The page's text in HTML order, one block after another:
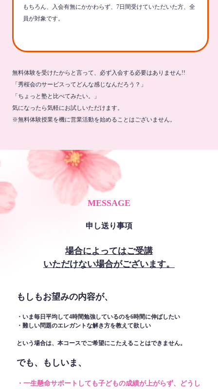
もちろん、入会有無にかかわらず、7日間受けていただいた方、全
員が対象です。
無料体験を受けたからと言って、必ず入会する必要はありません!!
「秀桜会のサービスってどんな感じなんだろう？」
「ちょっと塾と比べてみたい。」
気になったら気軽にお試しいただけます。
※無料体験授業を機に営業活動を始めることはございません。
MESSAGE
申し送り事項
場合によってはご受講
いただけない場合がございます。
もしもお望みの内容が、
・いま毎日平均して4時間勉強しているのを6時間に伸ばしたい
・難しい問題のエレガントな解き方を教えて欲しい
という場合は、本コースでご希望にこたえることはできません。
でも、もしいま、
・一生懸命サポートしても子どもの成績が上がらず、どうし